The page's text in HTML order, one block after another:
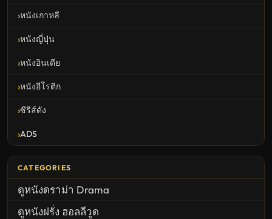
หนังเกาหลี
หนังญี่ปุ่น
หนังอินเดีย
หนังอีโรติก
ซีรีส์ดัง
ADS
CATEGORIES
ดูหนังดราม่า Drama
ดูหนังฝรั่ง ฮอลลีวูด